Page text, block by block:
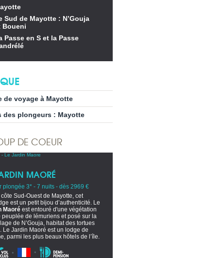
Sud de Mayotte : N’Gouja
Boueni
Passe en S et la Passe
de voyage à Mayotte
des plongeurs : Mayotte
DE COEUR
MAORÉ
plongée 3* - 7 nuits - dès 2969 €
Sud-Ouest de Mayotte, cet
est un petit bijou d’authenticité. Le
Maoré est entouré d'une végétation
peuplée de lémuriens et posé sur la
de N’Gouja, habitat des tortues
Le Jardin Maoré est un lodge de
parmi les plus beaux hôtels de l’île.